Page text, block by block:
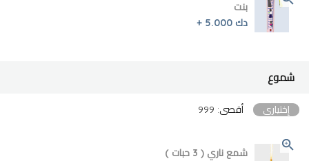
بنت
دك 5.000 +
شموع
إختياري أقصى: 999
شمع ناري ( 3 حبات )